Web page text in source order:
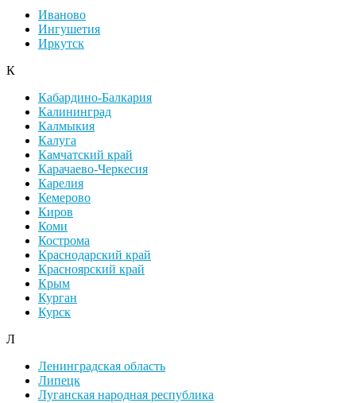
Иваново
Ингушетия
Иркутск
К
Кабардино-Балкария
Калининград
Калмыкия
Калуга
Камчатский край
Карачаево-Черкесия
Карелия
Кемерово
Киров
Коми
Кострома
Краснодарский край
Красноярский край
Крым
Курган
Курск
Л
Ленинградская область
Липецк
Луганская народная республика